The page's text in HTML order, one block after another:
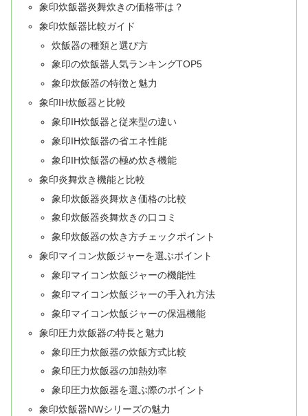
象印炊飯器炎舞炊きの価格帯は？
象印炊飯器比較ガイド
炊飯器の種類と選び方
象印の炊飯器人気ランキングTOP5
象印炊飯器の特徴と魅力
象印IH炊飯器と比較
象印IH炊飯器と従来型の違い
象印IH炊飯器の省エネ性能
象印IH炊飯器の極め炊き機能
象印炎舞炊き機能と比較
象印炊飯器炎舞炊き価格の比較
象印炊飯器炎舞炊きの口コミ
象印炊飯器の炊き方チェックポイント
象印マイコン炊飯ジャーを選ぶポイント
象印マイコン炊飯ジャーの機能性
象印マイコン炊飯ジャーの手入れ方法
象印マイコン炊飯ジャーの保温機能
象印圧力炊飯器の特長と魅力
象印圧力炊飯器の炊飯方式比較
象印圧力炊飯器の加熱効率
象印圧力炊飯器を選ぶ際のポイント
象印炊飯器NWシリーズの魅力